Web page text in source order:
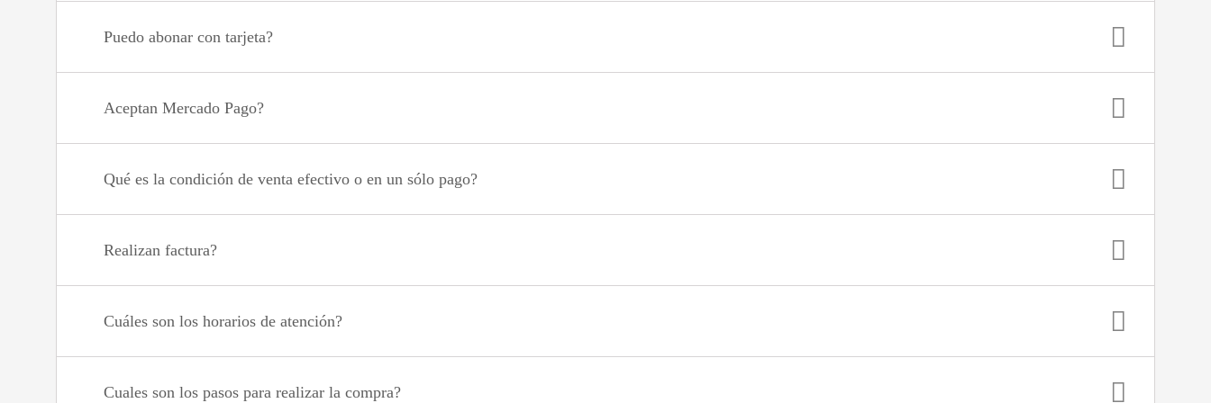
Puedo abonar con tarjeta?
Aceptan Mercado Pago?
Qué es la condición de venta efectivo o en un sólo pago?
Realizan factura?
Cuáles son los horarios de atención?
Cuales son los pasos para realizar la compra?